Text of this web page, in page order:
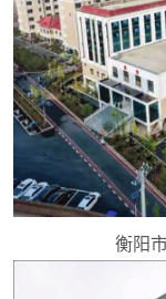
衡阳